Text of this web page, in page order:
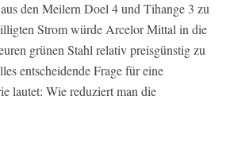
den Meilern Doel 4 und Tihange 3 zu
Strom würde Arcelor Mittal in die
grünen Stahl relativ preisgünstig zu
entscheidende Frage für eine
lautet: Wie reduziert man die